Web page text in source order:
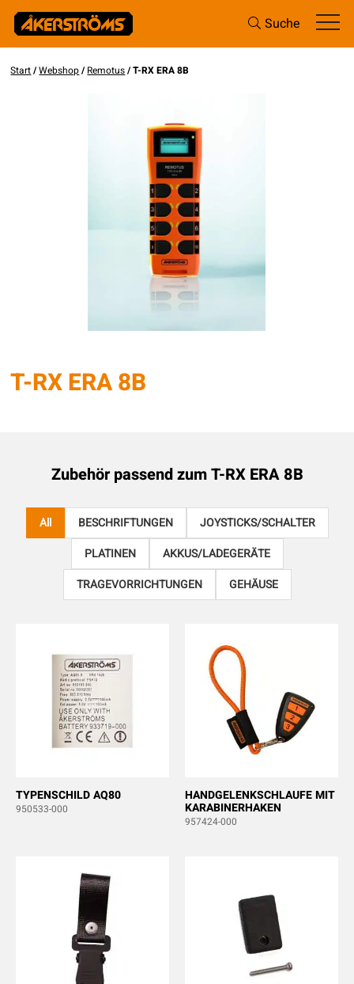
Suche
Start/Webshop/Remotus/ T-RX ERA 8B
T-RX ERA 8B
Zubehör passend zumT-RX ERA 8B
All BESCHRIFTUNGEN
JOYSTICKS/SCHALTER
PLATINEN
AKKUS/LADEGERÄTE
TRAGEVORRICHTUNGEN
GEHÄUSE
TYPENSCHILD AQ80
950533-000
HANDGELENKSCHLAUFE MIT
KARABINERHAKEN
957424-000